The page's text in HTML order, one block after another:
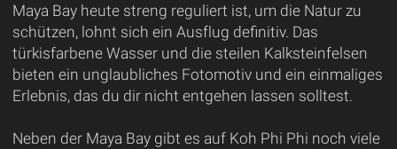
Maya Bay heute streng reguliert ist, um die Natur zu
schützen, lohnt sich ein Ausflug definitiv. Das
türkisfarbene Wasser und die steilen Kalksteinfelsen
bieten ein unglaubliches Fotomotiv und ein einmaliges
Erlebnis, das du dir nicht entgehen lassen solltest.
Neben der Maya Bay gibt es auf Koh Phi Phi noch viele